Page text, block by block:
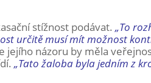
stížnost podávat.„To
určitě musí mít možnost
jejího názoru by měla
„Tato žaloba byla jedním z